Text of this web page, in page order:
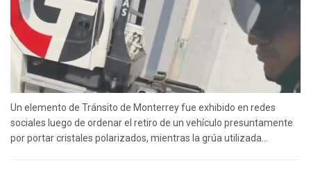
Un elemento de Tránsito de Monterrey fue exhibido en redes
sociales luego de ordenar el retiro de un vehículo presuntamente
por portar cristales polarizados, mientras la grúa utilizada...